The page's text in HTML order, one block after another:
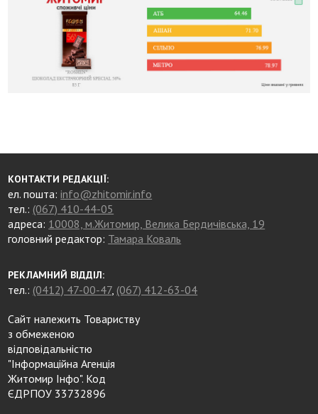
КОНТАКТИ РЕДАКЦІЇ:
ел. пошта:info@zhitomir.info
тел.: (067) 410-44-05
адреса: 10008, м.Житомир, Велика Бердичівська, 19
головний редактор: Тамара Коваль
РЕКЛАМНИЙ ВІДДІЛ:
тел.: (0412) 47-00-47, (067) 412-63-04
Сайт належить Товариству
з обмеженою
відповідальністю
"Інформаційна Агенція
Житомир Інфо". Код
ЄДРПОУ 33732896